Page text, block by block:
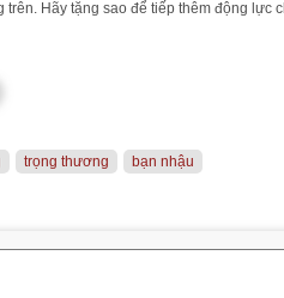
Hãy tặng sao để tiếp thêm động lực
trọng thương bạn nhậu